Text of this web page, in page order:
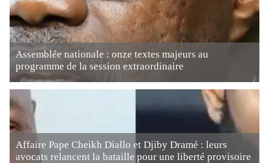
Assemblée nationale : onze textes majeurs au
programme de la session extraordinaire
Affaire Pape Cheikh Diallo et Djiby Dramé : leurs
avocats relancent la bataille pour une liberté provisoire